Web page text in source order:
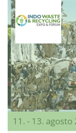
11. - 13. agosto